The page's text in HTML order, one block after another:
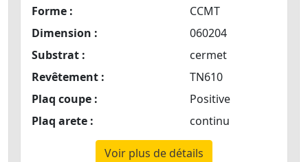
Forme :
CCMT
Dimension :
060204
Substrat :
cermet
Revêtement :
TN610
Plaq coupe :
Positive
Plaq arete :
continu
Voir plus de détails